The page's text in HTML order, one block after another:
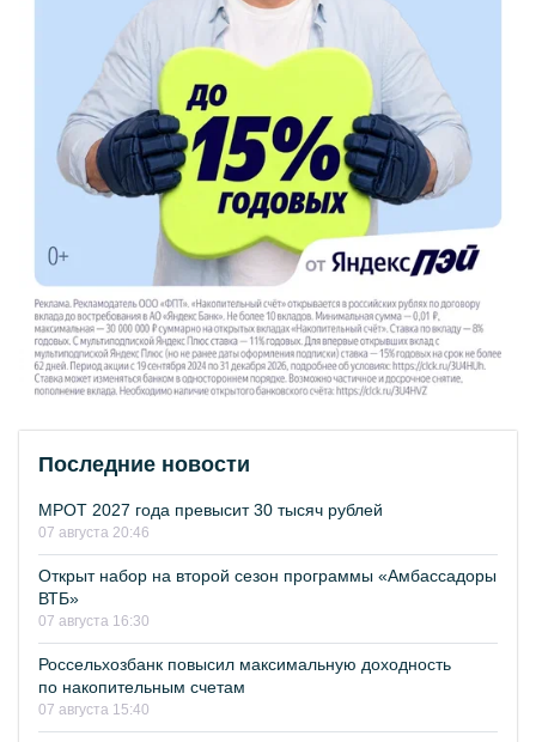
Последние новости
МРОТ 2027 года превысит 30 тысяч рублей
07 августа 20:46
Открыт набор на второй сезон программы «Амбассадоры
ВТБ»
07 августа 16:30
Россельхозбанк повысил максимальную доходность
по накопительным счетам
07 августа 15:40